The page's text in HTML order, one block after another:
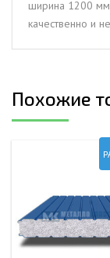
толщина
мм,
ширина 1200
качественно и
Похожие